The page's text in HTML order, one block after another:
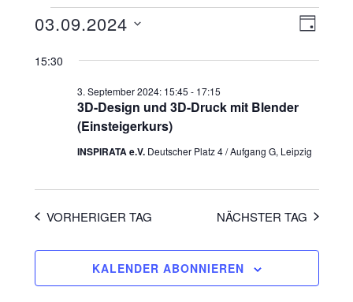
TAG
03.09.2024
wählen.
15:30
3D-Design und 3D-Druck mit Blender
(Einsteigerkurs)
3. September 2024: 15:45 - 17:15
INSPIRATA e.V. Deutscher Platz 4 / Aufgang G, Leipzig
VORHERIGER TAG NÄCHSTER TAG
KALENDER ABONNIEREN